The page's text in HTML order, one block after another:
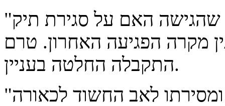
"כיום עדיין קיים ערר בפרקליטות, שהגישה האם על סגירת תיק
מקרה הפגיעה האחרון. טרם
התקבלה החלטה בעניין.
"אי בדיקת החשד להתעללות בקטין ומסירתו לאב החשוד לכאורה